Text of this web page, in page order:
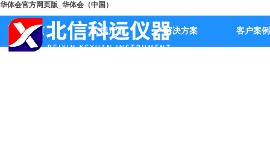
华体会官方网页版_华体会（中国）
首页 公司产品 解决方案 客户案例